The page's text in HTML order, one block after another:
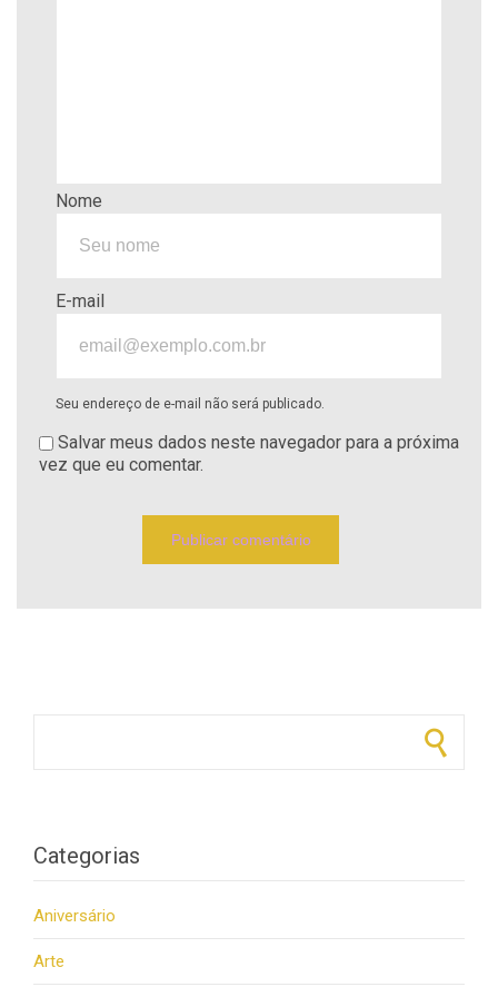
Nome
E-mail
Seu endereço de e-mail não será publicado.
Salvar meus dados neste navegador para a próxima
vez que eu comentar.
Categorias
Aniversário
Arte